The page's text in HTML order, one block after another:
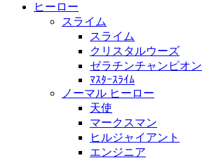
ヒーロー
スライム
スライム
クリスタルウーズ
ゼラチンチャンピオン
ﾏｽﾀｰｽﾗｲﾑ
ノーマル ヒーロー
天使
マークスマン
ヒルジャイアント
エンジニア